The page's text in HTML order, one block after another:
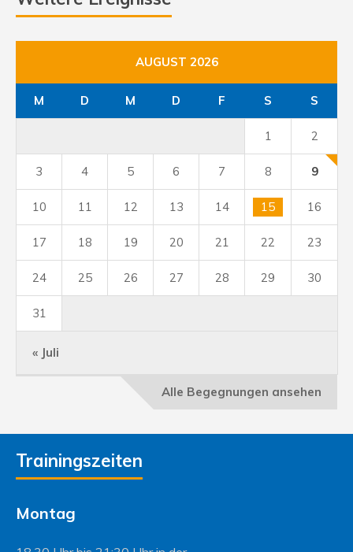
AUGUST 2026
M D M D F S S
« Juli
1 2
3 4 5 6 7 8 9
10 11 12 13 14 15 16
17 18 19 20 21 22 23
24 25 26 27 28 29 30
31
Alle Begegnungen ansehen
Trainingszeiten
Montag